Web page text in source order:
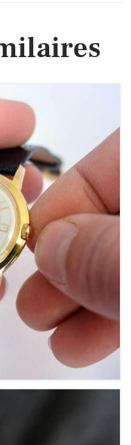
in-Savoie’
de Jordanie »